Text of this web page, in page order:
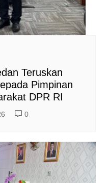
Teruskan
Pimpinan
DPR RI
0